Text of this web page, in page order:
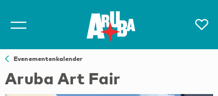
Evenementenkalender
Aruba Art Fair